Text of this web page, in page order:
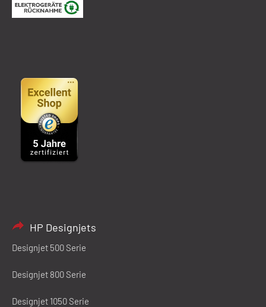
HP Designjets
Designjet 500 Serie
Designjet 800 Serie
Designjet 1050 Serie